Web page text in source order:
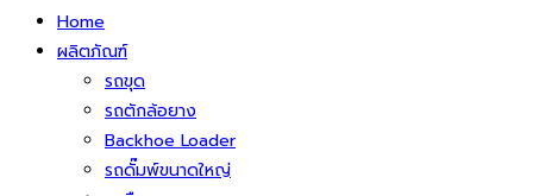
Home
ผลิตภัณฑ์
รถขุด
รถตักล้อยาง
Backhoe Loader
รถดั๊มพ์ขนาดใหญ่